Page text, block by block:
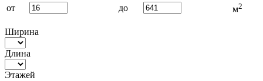
от
до м2
Ширина
Длина
Этажей